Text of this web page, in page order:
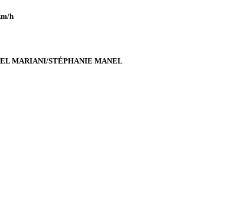
h
MARIANI/STÉPHANIE MANEL